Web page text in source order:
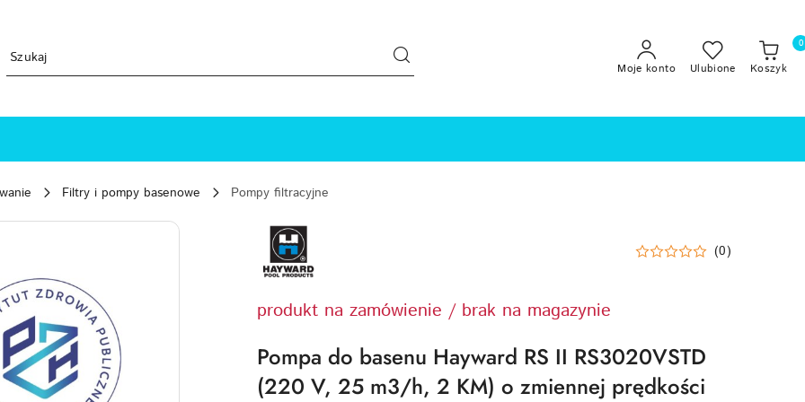
Moje konto Ulubione Koszyk
0
Filtry i pompy basenowe
Pompy filtracyjne
HAYWARD-
LOGO
(0)
produkt na zamówienie / brak na magazynie
Pompa do basenu Hayward RS II RS3020VSTD
(220 V, 25 m3/h, 2 KM) o zmiennej prędkości